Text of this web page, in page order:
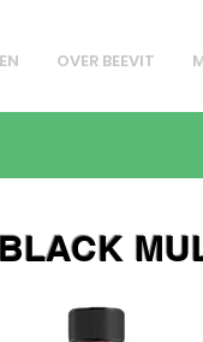
OVER BEEVIT
BLACK